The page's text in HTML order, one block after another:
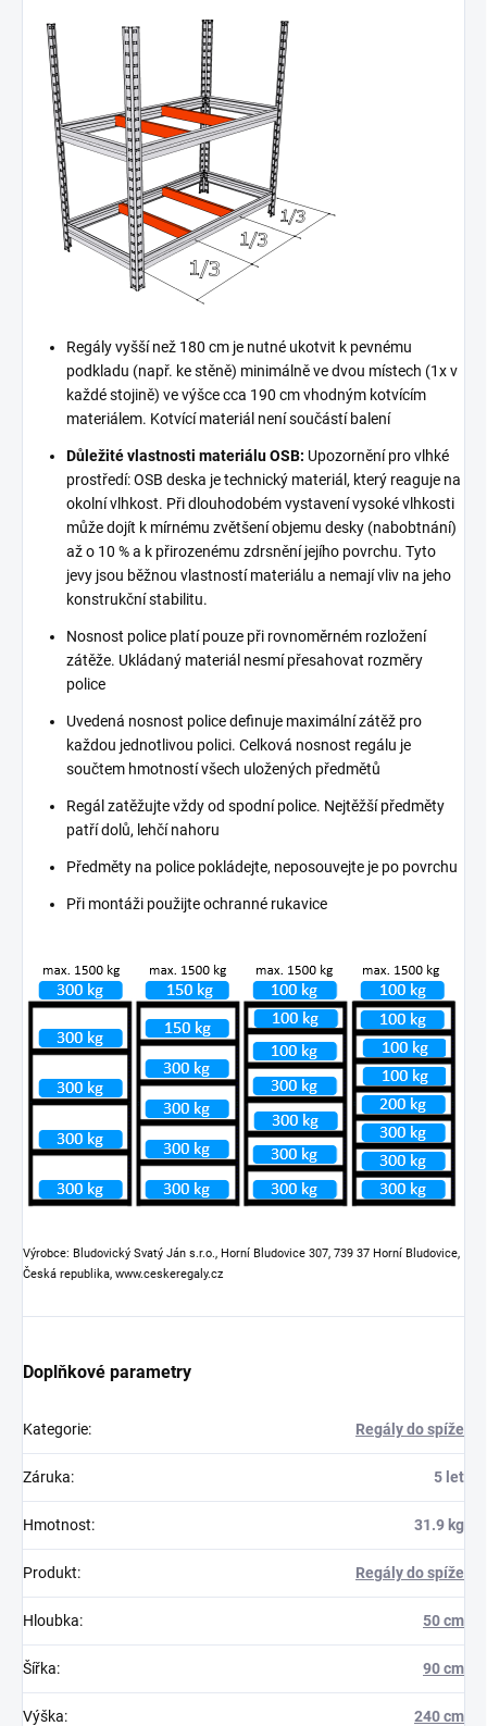
Regály vyšší než 180 cm je nutné ukotvit k pevnému
podkladu (např. ke stěně) minimálně ve dvou místech (1x v
každé stojině) ve výšce cca 190 cm vhodným kotvícím
materiálem. Kotvící materiál není součástí balení
Důležité vlastnosti materiálu OSB: Upozornění pro vlhké
prostředí: OSB deska je technický materiál, který reaguje na
okolní vlhkost. Při dlouhodobém vystavení vysoké vlhkosti
může dojít k mírnému zvětšení objemu desky (nabobtnání)
až o 10 % a k přirozenému zdrsnění jejího povrchu. Tyto
jevy jsou běžnou vlastností materiálu a nemají vliv na jeho
konstrukční stabilitu.
Nosnost police platí pouze při rovnoměrném rozložení
zátěže. Ukládaný materiál nesmí přesahovat rozměry
police
Uvedená nosnost police definuje maximální zátěž pro
každou jednotlivou polici. Celková nosnost regálu je
součtem hmotností všech uložených předmětů
Regál zatěžujte vždy od spodní police. Nejtěžší předměty
patří dolů, lehčí nahoru
Předměty na police pokládejte, neposouvejte je po povrchu
Při montáži použijte ochranné rukavice
Výrobce: Bludovický Svatý Ján s.r.o., Horní Bludovice 307, 739 37 Horní Bludovice,
Česká republika, www.ceskeregaly.cz
Doplňkové parametry
Kategorie: Regály do spíže
Záruka: 5 let
Hmotnost: 31.9 kg
Produkt: Regály do spíže
Hloubka: 50 cm
Šířka: 90 cm
Výška: 240 cm